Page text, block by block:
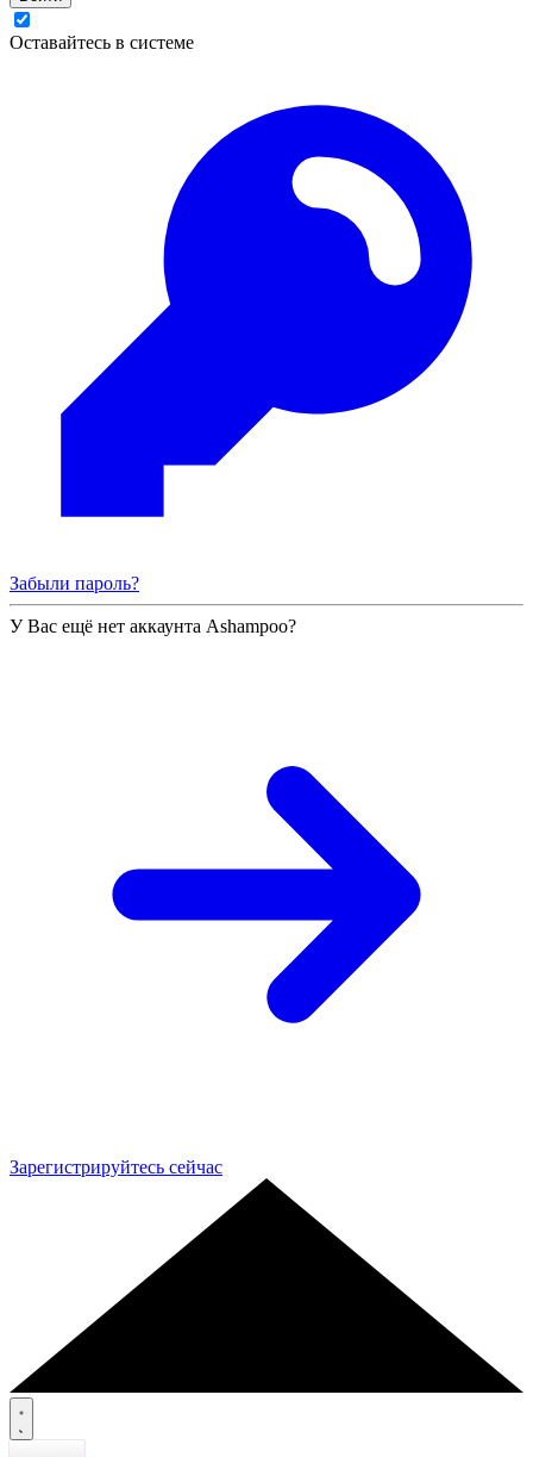
Оставайтесь в системе
Забыли пароль?
У Вас ещё нет аккаунта Ashampoo?
Зарегистрируйтесь сейчас